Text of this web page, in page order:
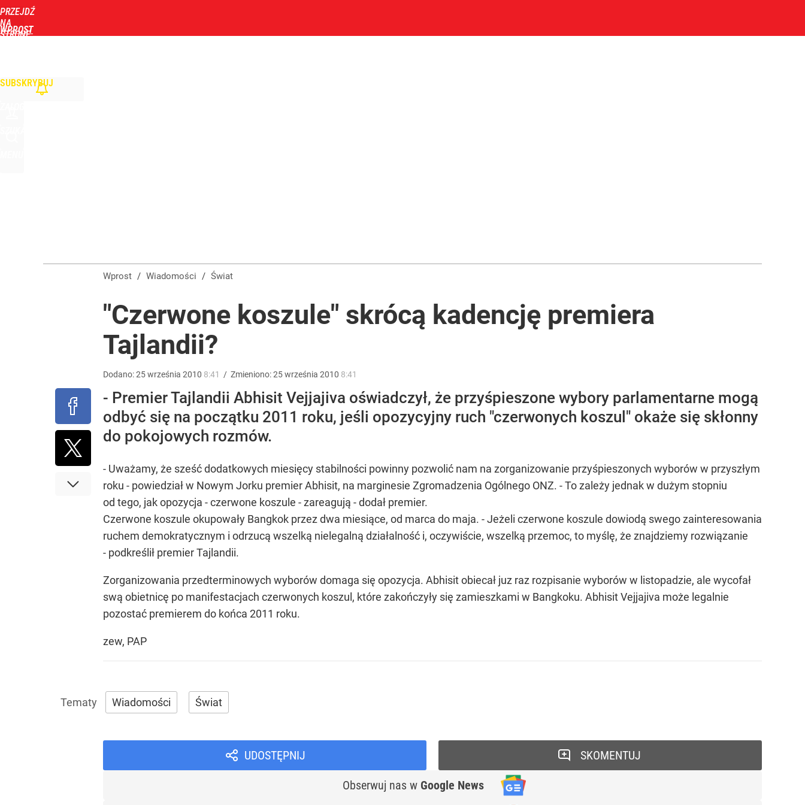
PRZEJDŹ
NA
STRONĘ
WPROST
SUBSKRYBUJ
dodaj
Farmacja: wzrost pod presją. co czeka branżę do 2030 roku?
Nawrocki świętuje rocznicę, jak Polacy widzą pierwszą damę? Jasne wyniki sondażu
Wrze po roku Nawrockiego. „Największa hańba” kontra „Cała Europa nam go zazdrości”
Wprost / Wiadomości / Świat
"Czerwone koszule" skrócą kadencję premiera
Tajlandii?
Dodano:25września 2010 8:41 / Zmieniono:25września 2010 8:41
- Premier Tajlandii Abhisit Vejjajiva oświadczył, że przyśpieszone wybory parlamentarne mogą
odbyć się na początku 2011 roku, jeśli opozycyjny ruch "czerwonych koszul" okaże się skłonny
do pokojowych rozmów.
- Uważamy, że sześć dodatkowych miesięcy stabilności powinny pozwolić nam na zorganizowanie przyśpieszonych wyborów w przyszłym
roku - powiedział w Nowym Jorku premier Abhisit, na marginesie Zgromadzenia Ogólnego ONZ. - To zależy jednak w dużym stopniu
od tego, jak opozycja - czerwone koszule - zareagują - dodał premier.
Czerwone koszule okupowały Bangkok przez dwa miesiące, od marca do maja. - Jeżeli czerwone koszule dowiodą swego zainteresowania
ruchem demokratycznym i odrzucą wszelką nielegalną działalność i, oczywiście, wszelką przemoc, to myślę, że znajdziemy rozwiązanie
- podkreślił premier Tajlandii.
Zorganizowania przedterminowych wyborów domaga się opozycja. Abhisit obiecał juz raz rozpisanie wyborów w listopadzie, ale wycofał
swą obietnicę po manifestacjach czerwonych koszul, które zakończyły się zamieszkami w Bangkoku. Abhisit Vejjajiva może legalnie
pozostać premierem do końca 2011 roku.
zew, PAP
Wiadomości Świat
UDOSTĘPNIJ
Obserwuj nas w Google News
SKOMENTUJ